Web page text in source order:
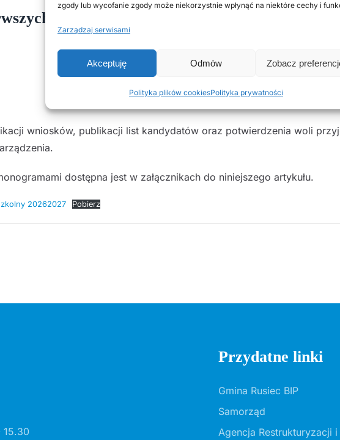
zgody lub wycofanie zgody może niekorzystnie wpłynąć na niektóre cechy i
Zarządzaj serwisami
Akceptuję Odmów Zobacz
Polityka plików cookiesPolityka prywatności
szkół podstawowych
wniosków, publikacji list kandydatów oraz potwierdzenia woli
dostępna jest w załącznikach do niniejszego artykułu.
20262027 Pobierz
Przydatne linki
Gmina Rusiec BIP
Samorząd
Agencja Restrukturyzacji i